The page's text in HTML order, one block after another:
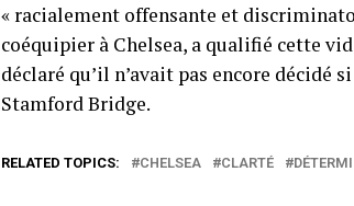
« racialement offensante et
coéquipier à Chelsea, a qualifié cette
déclaré qu’il n’avait pas encore décidé
Stamford Bridge.
RELATED TOPICS: CHELSEA CLARTÉ